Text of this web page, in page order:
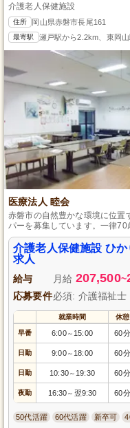
介護老人保健施設
住所 岡山県赤磐市長尾161
最寄駅 瀬戸駅から2.2km、東岡
医療法人 睦会
赤磐市の自然豊かな環境に位置
パーを募集しています。一律
期にわたってキャリアを築く
福祉士の資格をお持ちの方を
フと一緒に、充実した職場で
介護老人保健施設 ひ
求人
給与 月給 207,500~
応募要件必須: 介護福祉士
就業時間 休憩
早番 6:00～ 15:00 60分
日勤 9:00～ 18:00 60分
日勤 10:30～ 19:30 60分
夜勤 16:30～ 翌9:30 60分
50代活躍 60代活躍 新卒可